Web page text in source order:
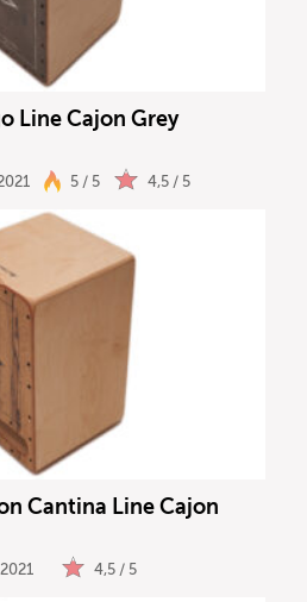
Line Cajon Grey
5 / 5 4,5 / 5
Cantina Line Cajon
4,5 / 5